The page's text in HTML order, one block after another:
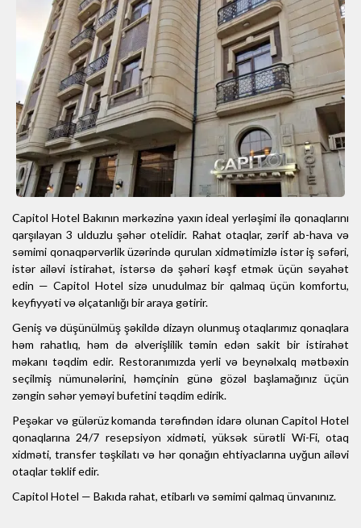
Capitol Hotel Bakının mərkəzinə yaxın ideal yerləşimi ilə qonaqlarını
qarşılayan 3 ulduzlu şəhər otelidir. Rahat otaqlar, zərif ab-hava və
səmimi qonaqpərvərlik üzərində qurulan xidmətimizlə istər iş səfəri,
istər ailəvi istirahət, istərsə də şəhəri kəşf etmək üçün səyahət
edin — Capitol Hotel sizə unudulmaz bir qalmaq üçün komfortu,
keyfiyyəti və əlçatanlığı bir araya gətirir.
Geniş və düşünülmüş şəkildə dizayn olunmuş otaqlarımız qonaqlara
həm rahatlıq, həm də əlverişlilik təmin edən sakit bir istirahət
məkanı təqdim edir. Restoranımızda yerli və beynəlxalq mətbəxin
seçilmiş nümunələrini, həmçinin günə gözəl başlamağınız üçün
zəngin səhər yeməyi bufetini təqdim edirik.
Peşəkar və gülərüz komanda tərəfindən idarə olunan Capitol Hotel
qonaqlarına 24/7 resepsiyon xidməti, yüksək sürətli Wi-Fi, otaq
xidməti, transfer təşkilatı və hər qonağın ehtiyaclarına uyğun ailəvi
otaqlar təklif edir.
Capitol Hotel — Bakıda rahat, etibarlı və səmimi qalmaq ünvanınız.